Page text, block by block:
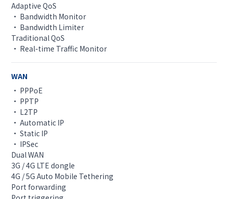
Adaptive QoS
• Bandwidth Monitor
• Bandwidth Limiter
Traditional QoS
• Real-time Traffic Monitor
WAN
• PPPoE
• PPTP
• L2TP
• Automatic IP
• Static IP
• IPSec
Dual WAN
3G / 4G LTE dongle
4G / 5G Auto Mobile Tethering
Port forwarding